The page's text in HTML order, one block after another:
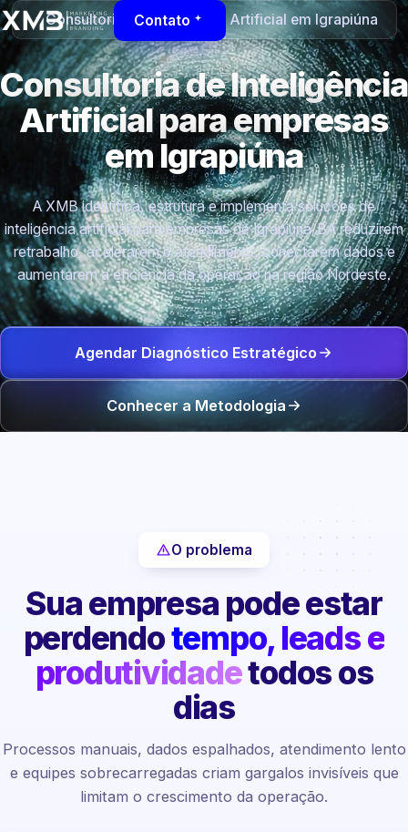
Contato
Consultoria de Inteligência Artificial em Igrapiúna
Consultoria de Inteligência
Artificial para empresas
em Igrapiúna
A XMB identifica, estrutura e implementa soluções de
inteligência artificial para empresas de Igrapiúna/BA reduzirem
retrabalho, acelerarem o atendimento, conectarem dados e
aumentarem a eficiência da operação na região Nordeste.
Agendar Diagnóstico Estratégico
Conhecer a Metodologia
O problema
Sua empresa pode estar
perdendotempo, leads e
produtividadetodos os
dias
Processos manuais, dados espalhados, atendimento lento
e equipes sobrecarregadas criam gargalos invisíveis que
limitam o crescimento da operação.